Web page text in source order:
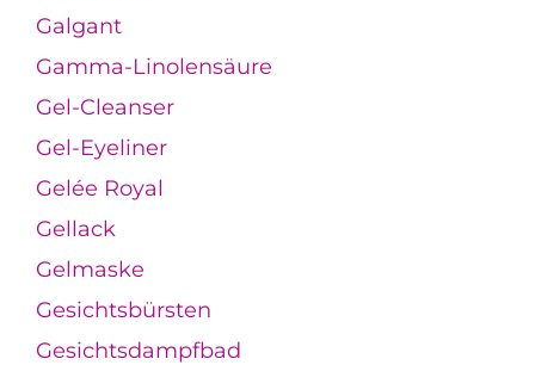
Galgant
Gamma-Linolensäure
Gel-Cleanser
Gel-Eyeliner
Gelée Royal
Gellack
Gelmaske
Gesichtsbürsten
Gesichtsdampfbad